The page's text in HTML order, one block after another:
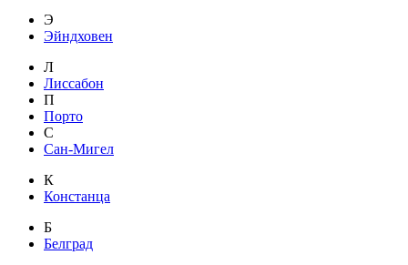
Э
Эйндховен
Л
Лиссабон
П
Порто
С
Сан-Мигел
К
Констанца
Б
Белград